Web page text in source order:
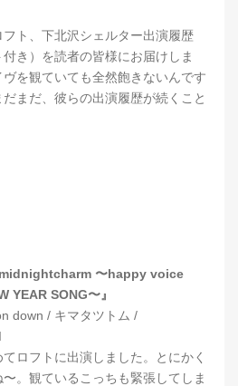
ト、下北沢シェルター出演履歴
付き）を読者の皆様にお届けしま
を観ていても全然飽きないんです
まだ、彼らの出演履歴が続くこと
〜happy voice
SONG〜』
down / キマタツトム /
ロフトに出演しました。とにかく
。観ているこっちも緊張してしま